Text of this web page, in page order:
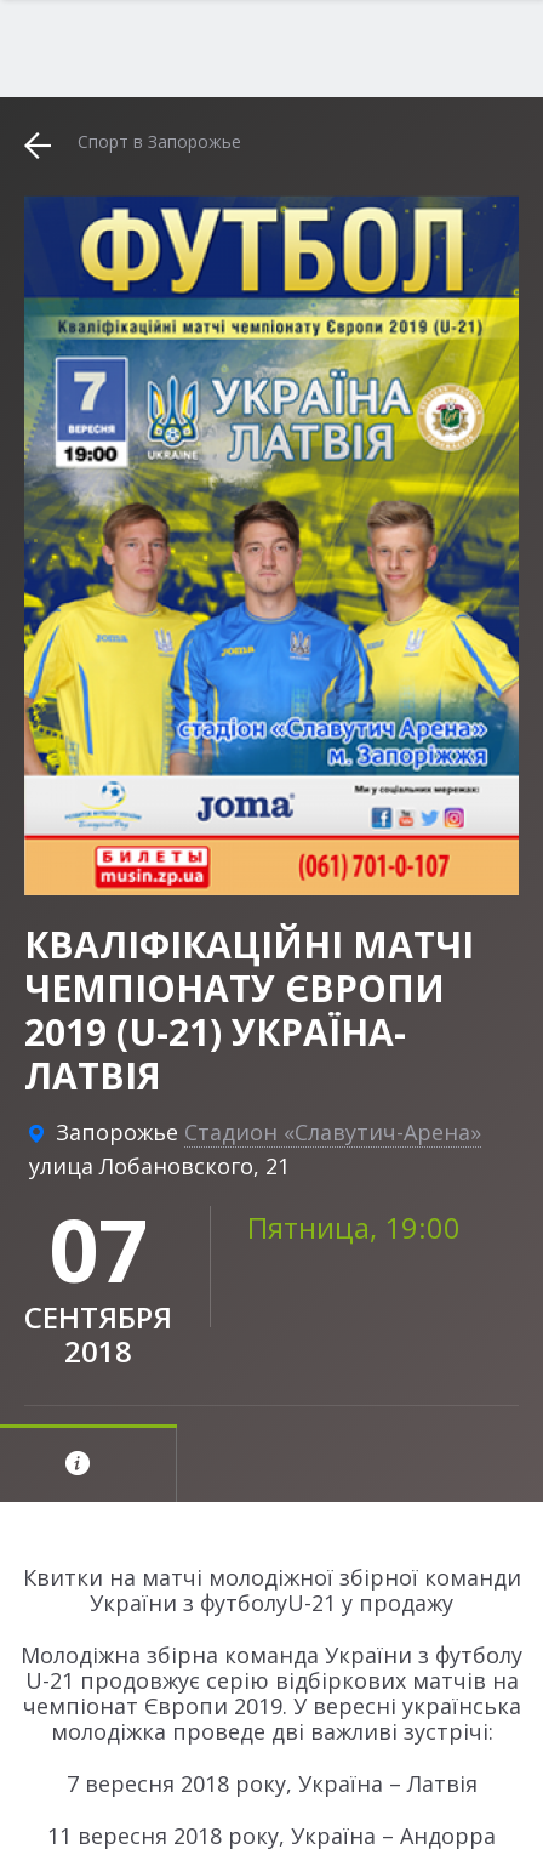
Спорт в Запорожье
КВАЛІФІКАЦІЙНІ МАТЧІ
ЧЕМПІОНАТУ ЄВРОПИ
2019 (U-21) УКРАЇНА-
ЛАТВІЯ
Запорожье Стадион «Славутич-Арена»
улица Лобановского, 21
07
СЕНТЯБРЯ
2018
Пятница, 19:00
Квитки на матчі молодіжної збірної команди
України з футболуU-21 у продажу
Молодіжна збірна команда України з футболу
U-21 продовжує серію відбіркових матчів на
чемпіонат Європи 2019. У вересні українська
молодіжка проведе дві важливі зустрічі:
7 вересня 2018 року, Україна – Латвія
11 вересня 2018 року, Україна – Андорра